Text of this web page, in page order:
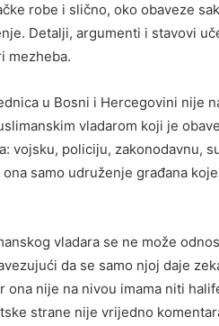
robe i slično, oko obaveze
Detalji, argumenti i stavovi
mezheba.
u Bosni i Hercegovini nije
vladarom koji je
vojsku, policiju, zakonodavnu,
samo udruženje građana
vladara se ne može
da se samo njoj daje
nije na nivou imama niti
strane nije vrijedno